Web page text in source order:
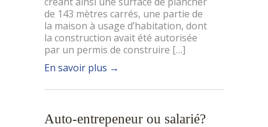
de 143 mètres carrés, une partie de
la maison à usage d’habitation, dont
la construction avait été autorisée
par un permis de construire […]
En savoir plus →
Auto-entrepeneur ou salarié?